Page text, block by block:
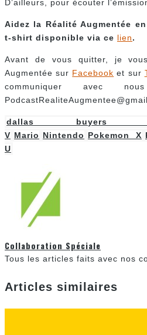
D’ailleurs, pour écouter
Aidez la Réalité Augmentée
t-shirt disponible via ce lien.
Avant de vous quitter, je
Augmentée sur Facebook et sur
communiquer avec
dallas buyers
V Mario Nintendo Pokemon X
U
Collaboration Spéciale
Tous les articles faits avec nos
Articles similaires